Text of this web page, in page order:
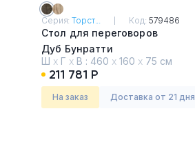
Серия:Торст... Код: 579486
Стол для переговоров
Дуб Бунратти
Ш х Г х В : 460 х 160 х 75 см
211 781 Р
На заказ Доставка от 21 дня